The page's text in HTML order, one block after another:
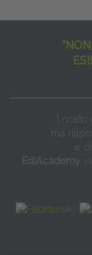
I nostri
ma
e
EdiAcademy